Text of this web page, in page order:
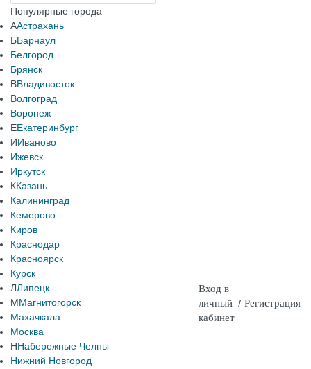
Популярные города
ААстрахань
ББарнаул
Белгород
Брянск
ВВладивосток
Волгоград
Воронеж
ЕЕкатеринбург
ИИваново
Ижевск
Иркутск
ККазань
Калининград
Кемерово
Киров
Краснодар
Красноярск
Курск
ЛЛипецк
ММагнитогорск
Махачкала
Москва
ННабережные Челны
Нижний Новгород
Вход в
личный
кабинет
/ Регистрация